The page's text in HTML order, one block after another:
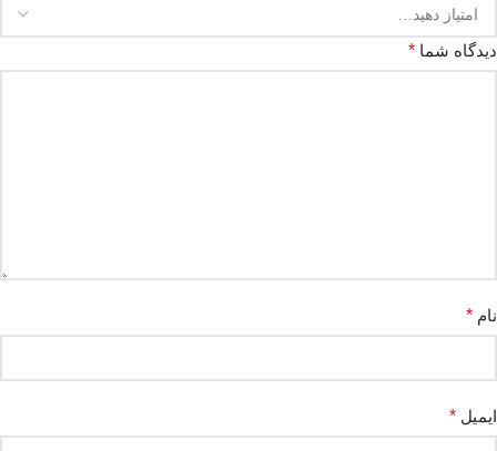
دیدگاه شما *
نام *
ایمیل *